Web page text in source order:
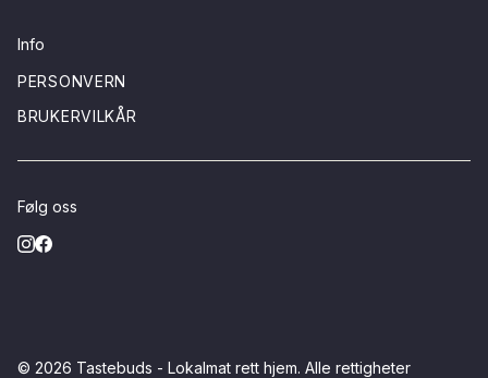
Info
PERSONVERN
BRUKERVILKÅR
Følg oss
© 2026 Tastebuds - Lokalmat rett hjem. Alle rettigheter